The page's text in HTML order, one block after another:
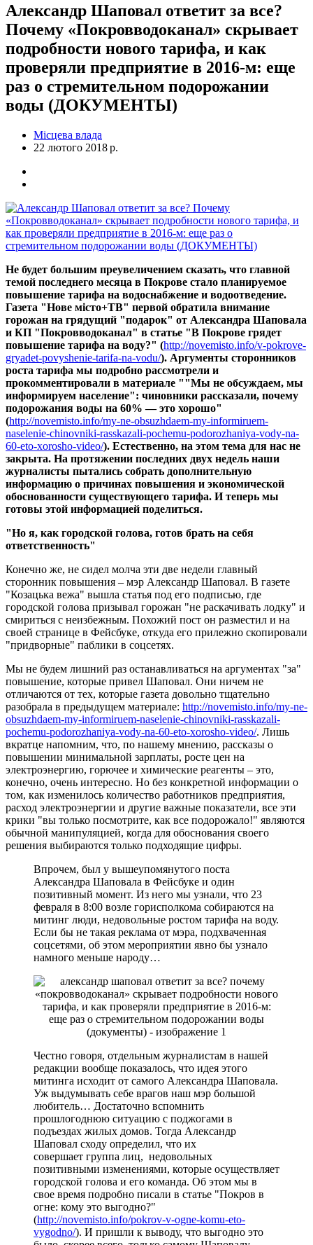
Александр Шаповал ответит за все?
Почему «Покровводоканал» скрывает
подробности нового тарифа, и как
проверяли предприятие в 2016-м: еще
раз о стремительном подорожании
воды (ДОКУМЕНТЫ)
Місцева влада
22 лютого 2018 р.
Не будет большим преувеличением сказать, что главной
темой последнего месяца в Покрове стало планируемое
повышение тарифа на водоснабжение и водоотведение.
Газета "Нове місто+ТВ" первой обратила внимание
горожан на грядущий "подарок" от Александра Шаповала
и КП "Покровводоканал" в статье "В Покрове грядет
повышение тарифа на воду?" (http://novemisto.info/v-pokrove-
gryadet-povyshenie-tarifa-na-vodu/). Аргументы сторонников
роста тарифа мы подробно рассмотрели и
прокомментировали в материале ""Мы не обсуждаем, мы
информируем население": чиновники рассказали, почему
подорожания воды на 60% — это хорошо"
(http://novemisto.info/my-ne-obsuzhdaem-my-informiruem-
naselenie-chinovniki-rasskazali-pochemu-podorozhaniya-vody-na-
60-eto-xorosho-video/). Естественно, на этом тема для нас не
закрыта. На протяжении последних двух недель наши
журналисты пытались собрать дополнительную
информацию о причинах повышения и экономической
обоснованности существующего тарифа. И теперь мы
готовы этой информацией поделиться.
"Но я, как городской голова, готов брать на себя
ответственность"
Конечно же, не сидел молча эти две недели главный
сторонник повышения – мэр Александр Шаповал. В газете
"Козацька вежа" вышла статья под его подписью, где
городской голова призывал горожан "не раскачивать лодку" и
смириться с неизбежным. Похожий пост он разместил и на
своей странице в Фейсбуке, откуда его прилежно скопировали
"придворные" паблики в соцсетях.
Мы не будем лишний раз останавливаться на аргументах "за"
повышение, которые привел Шаповал. Они ничем не
отличаются от тех, которые газета довольно тщательно
разобрала в предыдущем материале: http://novemisto.info/my-ne-
obsuzhdaem-my-informiruem-naselenie-chinovniki-rasskazali-
pochemu-podorozhaniya-vody-na-60-eto-xorosho-video/. Лишь
вкратце напомним, что, по нашему мнению, рассказы о
повышении минимальной зарплаты, росте цен на
электроэнергию, горючее и химические реагенты – это,
конечно, очень интересно. Но без конкретной информации о
том, как изменилось количество работников предприятия,
расход электроэнергии и другие важные показатели, все эти
крики "вы только посмотрите, как все подорожало!" являются
обычной манипуляцией, когда для обоснования своего
решения выбираются только подходящие цифры.
Впрочем, был у вышеупомянутого поста
Александра Шаповала в Фейсбуке и один
позитивный момент. Из него мы узнали, что 23
февраля в 8:00 возле горисполкома собираются на
митинг люди, недовольные ростом тарифа на воду.
Если бы не такая реклама от мэра, подхваченная
соцсетями, об этом мероприятии явно бы узнало
намного меньше народу…
Честно говоря, отдельным журналистам в нашей
редакции вообще показалось, что идея этого
митинга исходит от самого Александра Шаповала.
Уж выдумывать себе врагов наш мэр большой
любитель… Достаточно вспомнить
прошлогоднюю ситуацию с поджогами в
подъездах жилых домов. Тогда Александр
Шаповал сходу определил, что их
совершает группа лиц, недовольных
позитивными изменениями, которые осуществляет
городской голова и его команда. Об этом мы в
свое время подробно писали в статье "Покров в
огне: кому это выгодно?"
(http://novemisto.info/pokrov-v-ogne-komu-eto-
vygodno/). И пришли к выводу, что выгодно это